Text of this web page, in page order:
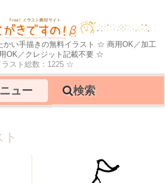
かい手描きの無料イラスト ☆ 商用OK／加工
OK／クレジット記載不要 ☆
ラスト総数：1225 ☆
ュー 検索